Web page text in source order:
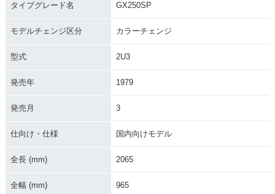
タイプグレード名 GX250SP
モデルチェンジ区分 カラーチェンジ
型式 2U3
発売年 1979
発売月 3
仕向け・仕様 国内向けモデル
全長 (mm) 2065
全幅 (mm) 965